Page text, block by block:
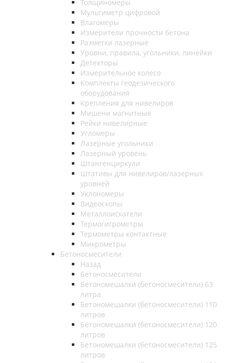
Толщиномеры
Мультиметр цифровой
Влагомеры
Измерители прочности бетона
Разметки лазерные
Уровни, правила, угольники, линейки
Детекторы
Измерительное колесо
Комплекты геодезического
оборудования
Крепления для нивелиров
Мишени магнитные
Рейки нивелирные
Угломеры
Лазерные угольники
Лазерный уровень
Штангенциркули
Штативы для нивелиров/лазерных
уровней
Уклономеры
Видеоскопы
Металлоискатели
Термогигрометры
Термометры контактные
Микрометры
Бетоносмесители
Назад
Бетоносмесители
Бетономешалки (бетоносмесители) 63
литра
Бетономешалки (бетоносмесители) 110
литров
Бетономешалки (бетоносмесители) 120
литров
Бетономешалки (бетоносмесители) 125
литров